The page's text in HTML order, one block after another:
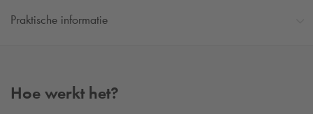
Praktische informatie
Hoe werkt het?